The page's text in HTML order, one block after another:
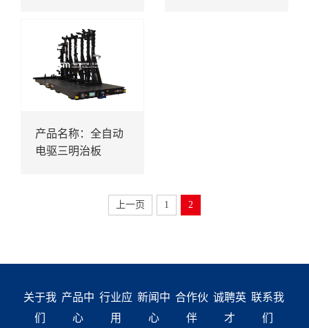
产品名称：全自动
电驱三明治板
上一页 1 2
关于我
们
产品中
心
行业应
用
新闻中
心
合作伙
伴
诚聘英
才
联系我
们